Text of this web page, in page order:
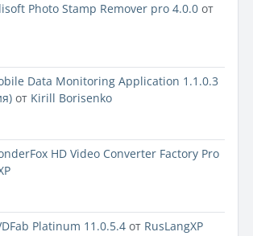
Photo Stamp Remover pro 4.0.0 от
Data Monitoring Application 1.1.0.3
от Kirill Borisenko
HD Video Converter Factory Pro
Platinum 11.0.5.4 от RusLangXP